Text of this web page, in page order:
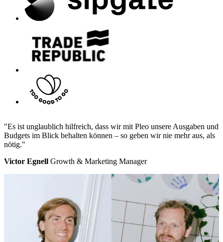
"Es ist unglaublich hilfreich, dass wir mit Pleo unsere Ausgaben und
Budgets im Blick behalten können – so geben wir nie mehr aus, als
nötig."
Victor Egnell Growth & Marketing Manager